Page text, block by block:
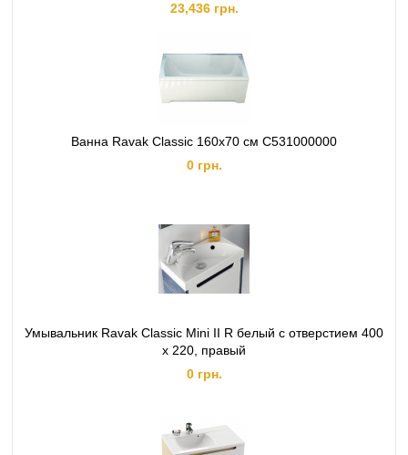
23,436 грн.
Ванна Ravak Classic 160x70 см C531000000
0 грн.
Умывальник Ravak Classic Mini II R белый с отверстием 400
x 220, правый
0 грн.